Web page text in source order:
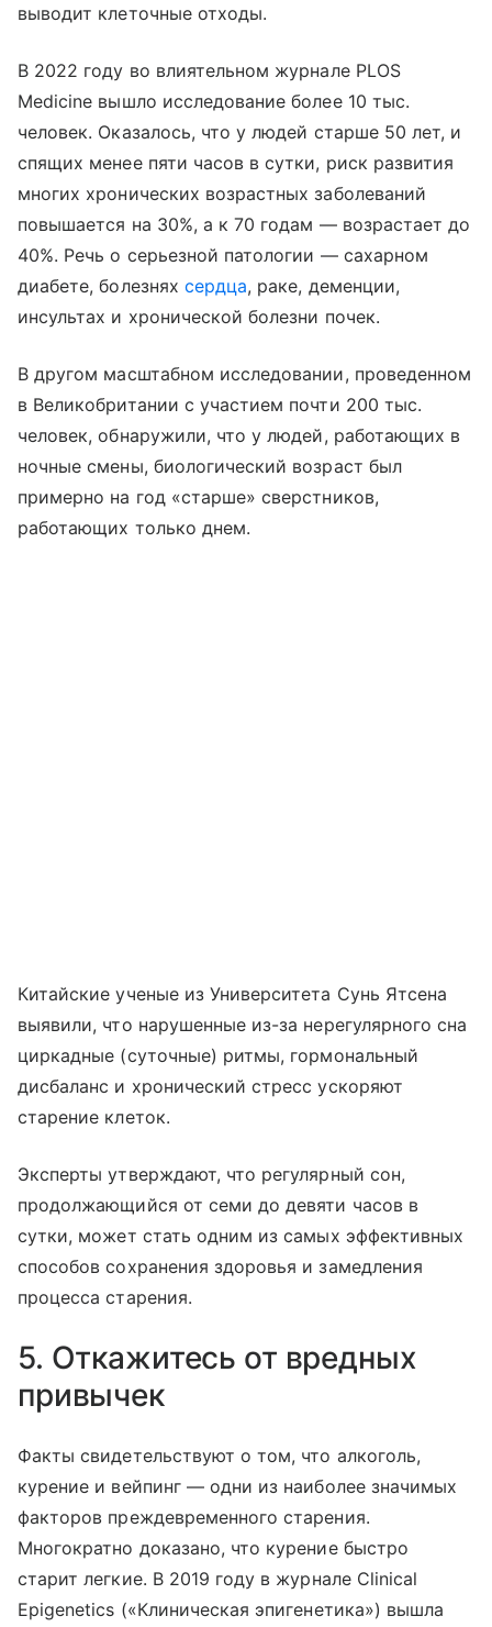
выводит клеточные отходы.
В 2022 году во влиятельном журнале PLOS
Medicine вышло исследование более 10 тыс.
человек. Оказалось, что у людей старше 50 лет, и
спящих менее пяти часов в сутки, риск развития
многих хронических возрастных заболеваний
повышается на 30%, а к 70 годам — возрастает до
40%. Речь о серьезной патологии — сахарном
диабете, болезнях сердца, раке, деменции,
инсультах и хронической болезни почек.
В другом масштабном исследовании, проведенном
в Великобритании с участием почти 200 тыс.
человек, обнаружили, что у людей, работающих в
ночные смены, биологический возраст был
примерно на год «старше» сверстников,
работающих только днем.
Китайские ученые из Университета Сунь Ятсена
выявили, что нарушенные из-за нерегулярного сна
циркадные (суточные) ритмы, гормональный
дисбаланс и хронический стресс ускоряют
старение клеток.
Эксперты утверждают, что регулярный сон,
продолжающийся от семи до девяти часов в
сутки, может стать одним из самых эффективных
способов сохранения здоровья и замедления
процесса старения.
5. Откажитесь от вредных
привычек
Факты свидетельствуют о том, что алкоголь,
курение и вейпинг — одни из наиболее значимых
факторов преждевременного старения.
Многократно доказано, что курение быстро
старит легкие. В 2019 году в журнале Clinical
Epigenetics («Клиническая эпигенетика») вышла